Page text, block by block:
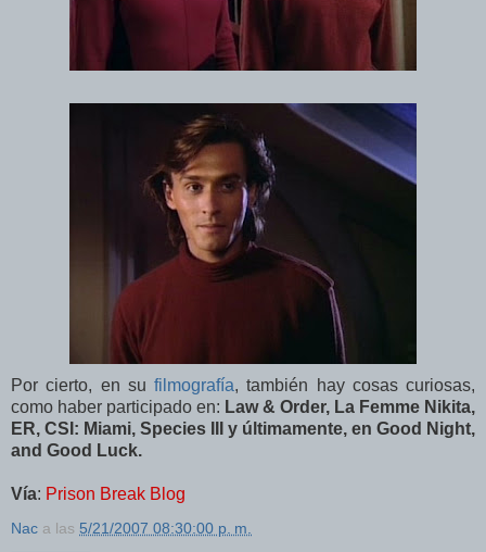
Por cierto, en su filmografía, también hay cosas curiosas,
como haber participado en: Law & Order, La Femme Nikita,
ER, CSI: Miami, Species III y últimamente, en Good Night,
and Good Luck.
Vía: Prison Break Blog
Nac a las 5/21/2007 08:30:00 p. m.